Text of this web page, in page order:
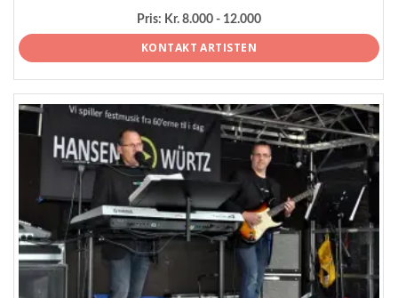
Pris: Kr. 8.000 - 12.000
KONTAKT ARTISTEN